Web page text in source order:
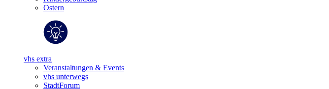
Ostern
vhs extra
Veranstaltungen & Events
vhs unterwegs
StadtForum